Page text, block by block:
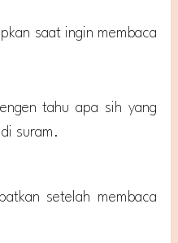
saat ingin membaca
tahu apa sih yang
suram.
setelah membaca